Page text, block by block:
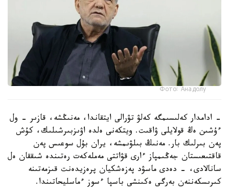
Фото: Анадолу
- ادامدار كەلىسىمگە كەلۋ تۋرالى ايتقاندا، مەنىڭشە، قازىر - ول
ءۇشىن ەڭ قولايلى ۋاقىت. ويتكەنى ەلدە اۋىزبىرشىلىك، كۇش
پەن بىرلىك بار. مەنىڭ بىلۋىمشە، يران بۇل سوعىس پەن
قاقتىعىستان جەڭىمپاز ءارى قۋاتتى مەملەكەت رەتىندە شىققان ەل
سانالادى، - دەدى ماسۋد پەزەشكيان پرەزيدەنت قىزمەتىنە
كىرىسكەننەن بەرگى ەكىنشى باسپا ءسوز ءماسليحاتىندا.